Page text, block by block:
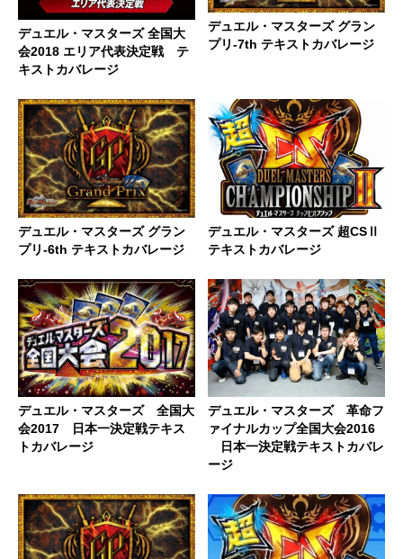
デュエル・マスターズ 全国大
会2018 エリア代表決定戦 テ
キストカバレージ
デュエル・マスターズ グラン
プリ-7th テキストカバレージ
デュエル・マスターズ グラン
プリ-6th テキストカバレージ
デュエル・マスターズ 超CSⅡ
テキストカバレージ
デュエル・マスターズ 全国大
会2017 日本一決定戦テキス
トカバレージ
デュエル・マスターズ 革命フ
ァイナルカップ全国大会2016
日本一決定戦テキストカバレ
ージ